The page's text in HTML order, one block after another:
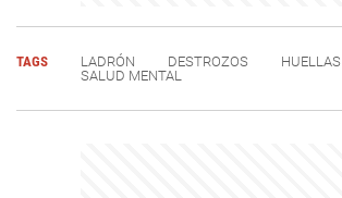
TAGS LADRÓN DESTROZOS
HUELLAS
SALUD MENTAL